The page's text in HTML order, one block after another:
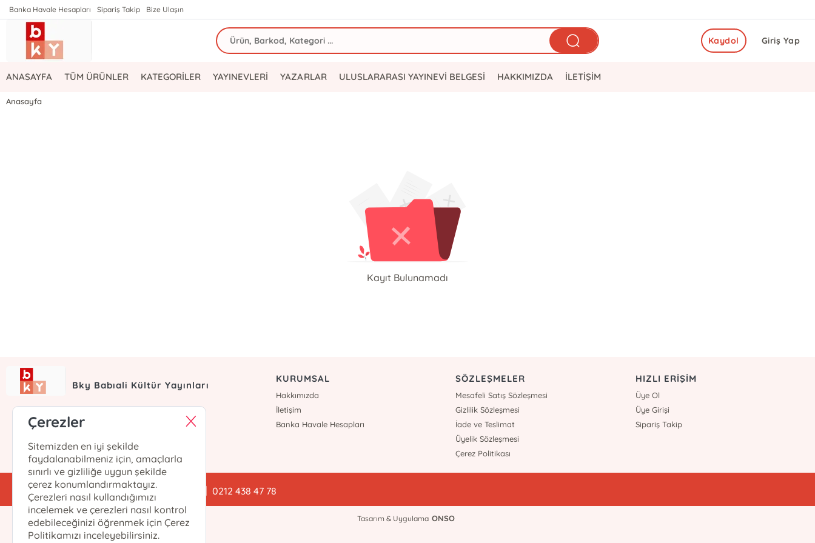
Banka Havale Hesapları Sipariş Takip Bize Ulaşın
Giriş Yap
Kaydol
ANASAYFA TÜM ÜRÜNLER KATEGORİLER YAYINEVLERİ YAZARLAR ULUSLARARASI YAYINEVİ BELGESİ HAKKIMIZDA İLETİŞİM
Anasayfa
Kayıt Bulunamadı
Bky Babıali Kültür Yayınları
KURUMSAL
Hakkımızda
İletişim
Banka Havale Hesapları
SÖZLEŞMELER
Mesafeli Satış Sözleşmesi
Gizlilik Sözleşmesi
İade ve Teslimat
Üyelik Sözleşmesi
Çerez Politikası
HIZLI ERİŞİM
Üye Ol
Üye Girişi
Sipariş Takip
babialikulturyayinlari@gmail.com 0212 438 47 78
Tasarım & Uygulama ONSO
Çerezler
Sitemizden en iyi şekilde
faydalanabilmeniz için, amaçlarla
sınırlı ve gizliliğe uygun şekilde
çerez konumlandırmaktayız.
Çerezleri nasıl kullandığımızı
incelemek ve çerezleri nasıl kontrol
edebileceğinizi öğrenmek için Çerez
Politikamızı inceleyebilirsiniz.